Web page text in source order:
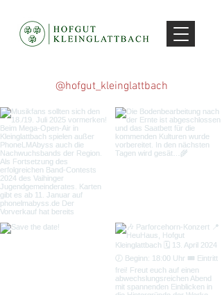
@hofgut_kleinglattbach